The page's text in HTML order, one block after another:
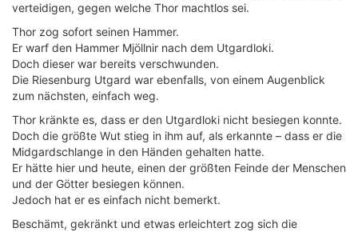
verteidigen, gegen welche Thor machtlos sei.
Thor zog sofort seinen Hammer.
Er warf den Hammer Mjöllnir nach dem Utgardloki.
Doch dieser war bereits verschwunden.
Die Riesenburg Utgard war ebenfalls, von einem Augenblick
zum nächsten, einfach weg.
Thor kränkte es, dass er den Utgardloki nicht besiegen konnte.
Doch die größte Wut stieg in ihm auf, als erkannte – dass er die
Midgardschlange in den Händen gehalten hatte.
Er hätte hier und heute, einen der größten Feinde der Menschen
und der Götter besiegen können.
Jedoch hat er es einfach nicht bemerkt.
Beschämt, gekränkt und etwas erleichtert zog sich die